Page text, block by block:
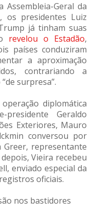
Geral da
os presidentes Luiz
já tinham suas
revelou o Estadão,
países conduziram
a aproximação
contrariando a
surpresa”.
diplomática
Geraldo
Exteriores, Mauro
conversou por
Greer, representante
Vieira recebeu
enviado especial da
oficiais.
nos bastidores